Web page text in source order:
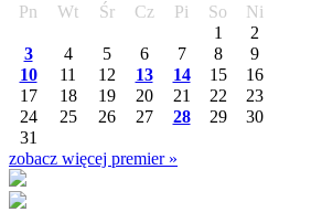
Pn
Wt Śr Cz Pi So
Ni
1
2
3
4 5 6 7 8
9
10
11 12 13 14 15
16
17
18 19 20 21 22
23
24
25 26 27 28 29
30
31
zobacz więcej premier »